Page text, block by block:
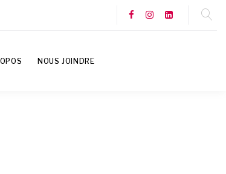
NOUS JOINDRE